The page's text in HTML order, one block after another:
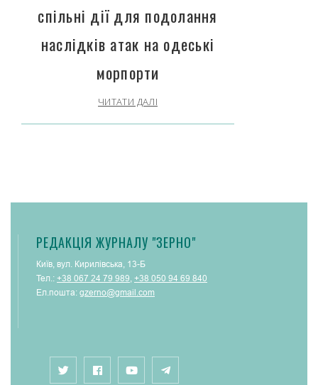
спільні дії для подолання
наслідків атак на одеські
морпорти
ЧИТАТИ ДАЛІ
РЕДАКЦІЯ ЖУРНАЛУ "ЗЕРНО"
Київ, вул. Кирилівська, 13-Б
Тел.: +38 067 24 79 989, +38 050 94 69 840
Ел.пошта: gzerno@gmail.com